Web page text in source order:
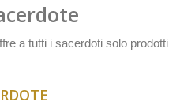
a tutti i sacerdoti solo prodotti